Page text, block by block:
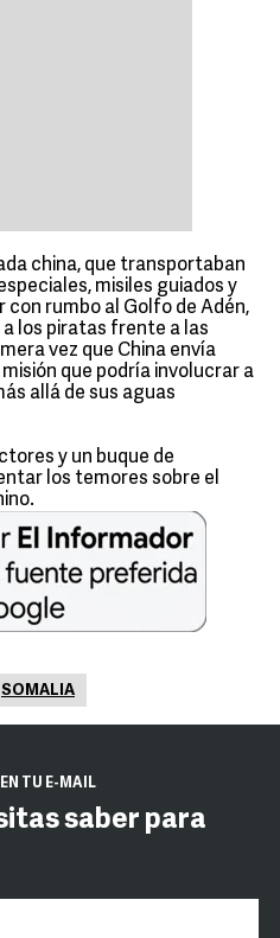
china, que transportaban
misiles guiados y
rumbo al Golfo de Adén,
los piratas frente a las
vez que China envía
que podría involucrar a
allá de sus aguas
y un buque de
los temores sobre el
SOMALIA
TU E-MAIL
saber para